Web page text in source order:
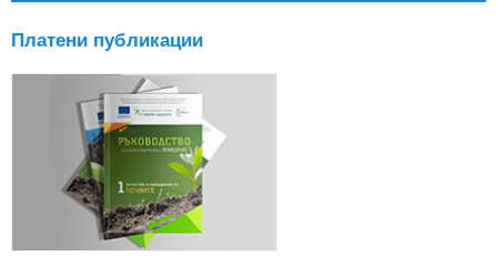
Платени публикации